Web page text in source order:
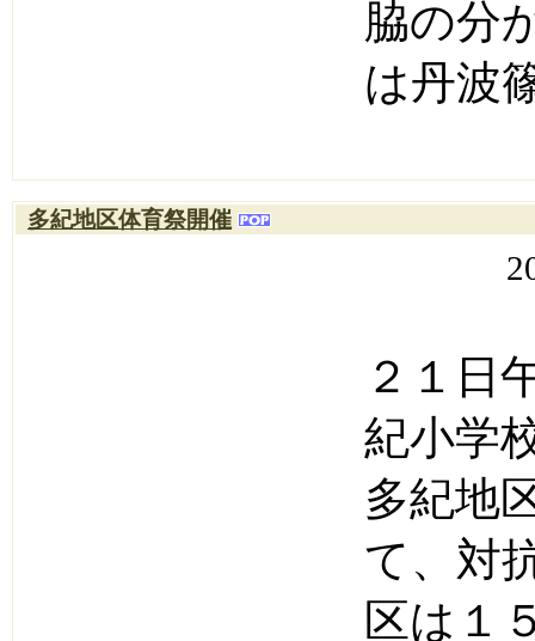
脇の分
は丹波
多紀地区体育祭開催
２１日
紀小学
多紀地
て、対
区は１